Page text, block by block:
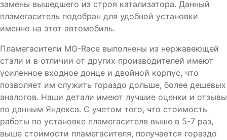
замены вышедшего из строя катализатора. Данный
пламегаситель подобран для удобной установки
именно на этот автомобиль.
Пламегасители MG-Race выполнены из нержавеющей
стали и в отличии от других производителей имеют
усиленное входное донце и двойной корпус, что
позволяет им служить гораздо дольше, более дешевых
аналогов. Наши детали имеют лучшие оценки и отзывы
по данным Яндекса. С учетом того, что стоимость
работы по установке пламегасителя выше в 5-7 раз,
выше стоимости пламегасителя, получается гораздо